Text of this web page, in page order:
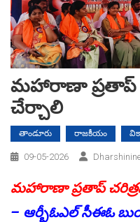
మహారాణా ప్రతాప్‌
చేర్చాలి
తాండూరు రాజకీయం
09-05-2026
మహారాణా ప్రతాప్‌
– ఆర్బీఓఎల్ సీఈఓ